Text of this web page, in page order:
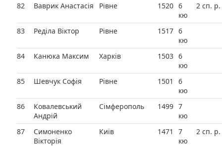
82
Ваврик Анастасія Рівне 1520 6
кю
2 сп. р.
83 Реділа Віктор Рівне 1517 6
кю
84
Канюка Максим Харків 1503 6
кю
85
Шевчук Софія Рівне 1501
6
кю
86
Ковалевський
Андрій
Сімферополь 1499 7
кю
87
Симоненко
Вікторія
Київ 1471
7
кю
2 сп. р.